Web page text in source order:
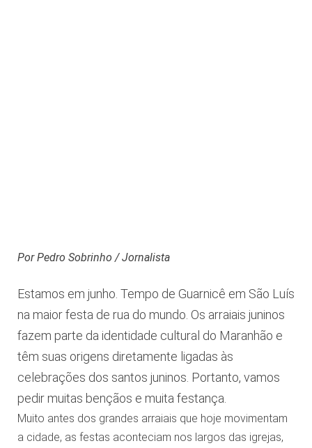
Por Pedro Sobrinho / Jornalista
Estamos em junho. Tempo de Guarnicê em São Luís
na maior festa de rua do mundo. Os arraiais juninos
fazem parte da identidade cultural do Maranhão e
têm suas origens diretamente ligadas às
celebrações dos santos juninos. Portanto, vamos
pedir muitas bençãos e muita festança.
Muito antes dos grandes arraiais que hoje movimentam
a cidade, as festas aconteciam nos largos das igrejas,